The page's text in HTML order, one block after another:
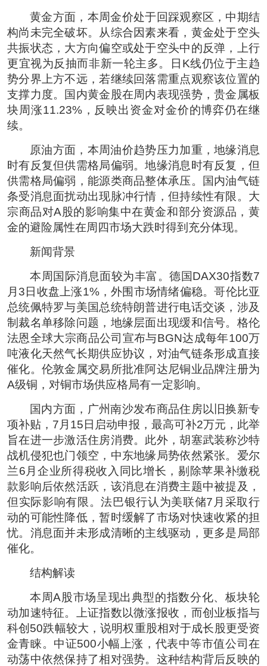
黄金方面，本周金价处于回踩观察区，中期结
构尚未完全破坏。从综合因素来看，黄金处于空头
共振状态，大方向偏空或处于空头中的反弹，上行
更宜视为反抽而非新一轮主多。日K线仍位于主趋
势分界上方不远，若继续回落需重点观察该位置的
支撑力度。国内黄金股在周内表现强势，贵金属板
块周涨11.23%，反映出资金对金价的博弈仍在继
续。
原油方面，本周油价趋势压力加重，地缘消息
时有反复但供需格局偏弱。地缘消息时有反复，但
供需格局偏弱，能源类商品整体承压。国内油气链
条受消息面扰动出现脉冲行情，但持续性有限。大
宗商品对A股的影响集中在黄金和部分资源品，黄
金的避险属性在周四市场大跌时得到充分体现。
新闻背景
本周国际消息面较为丰富。德国DAX30指数7
月3日收盘上涨1%，外围市场情绪偏稳。哥伦比亚
总统佩特罗与美国总统特朗普进行电话交谈，涉及
制裁名单移除问题，地缘层面出现缓和信号。格伦
法恩全球大宗商品公司宣布与BGN达成每年100万
吨液化天然气长期供应协议，对油气链条形成直接
催化。伦敦金属交易所批准阿达尼铜业品牌注册为
A级铜，对铜市场供应格局有一定影响。
国内方面，广州南沙发布商品住房以旧换新专
项补贴，7月15日启动申报，最高可补2万元，此举
旨在进一步激活住房消费。此外，胡塞武装称沙特
战机侵犯也门领空，中东地缘局势依然紧张。爱尔
兰6月企业所得税收入同比增长，剔除苹果补缴税
款影响后依然活跃，该消息在消费主题中被提及，
但实际影响有限。法巴银行认为美联储7月采取行
动的可能性降低，暂时缓解了市场对快速收紧的担
忧。消息面并未形成清晰的主线驱动，更多是局部
催化。
结构解读
本周A股市场呈现出典型的指数分化、板块轮
动加速特征。上证指数以微涨报收，而创业板指与
科创50跌幅较大，说明权重股相对于成长股更受资
金青睐。中证500小幅上涨，代表中等市值公司在
动荡中依然保持了相对强势。这种结构背后反映的